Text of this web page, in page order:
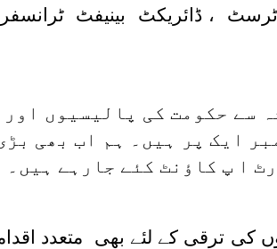
، ڈائریکٹ بینیفٹ
سے حکومت کی پالیسیوں
ترقی کے لئے بھی متعدد